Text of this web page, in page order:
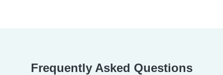
Frequently Asked Questions